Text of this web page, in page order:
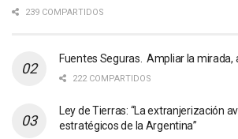
239 COMPARTIDOS
Fuentes Seguras. Ampliar la mirada,
222 COMPARTIDOS
Ley de Tierras: “La extranjerización
estratégicos de la Argentina”